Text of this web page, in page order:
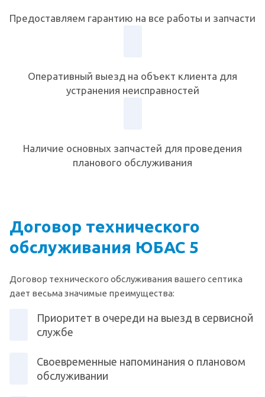
Предоставляем гарантию на все работы и запчасти
Оперативный выезд на объект клиента для
устранения неисправностей
Наличие основных запчастей для проведения
планового обслуживания
Договор технического
обслуживания ЮБАС 5
Договор технического обслуживания вашего септика
дает весьма значимые преимущества:
Приоритет в очереди на выезд в сервисной
службе
Своевременные напоминания о плановом
обслуживании